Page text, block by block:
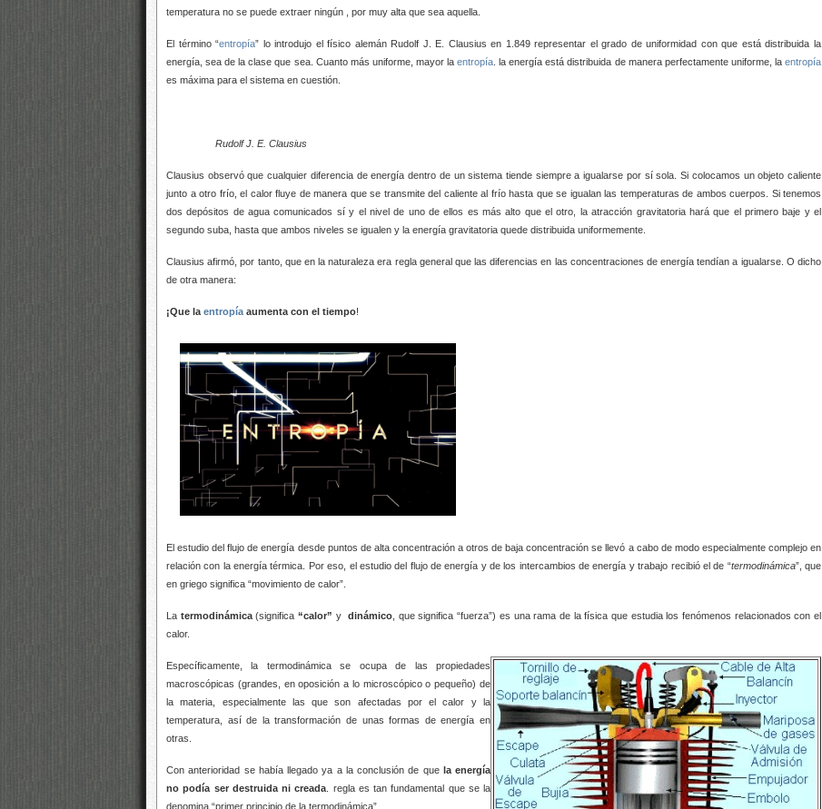
temperatura no se puede extraer ningún
, por muy alta que sea aquella.
El término “entropía” lo introdujo el físico alemán Rudolf J. E. Clausius en 1.849representar el grado de uniformidad con que está distribuida la
energía, sea de la clase que sea. Cuanto más uniforme, mayor laentropía .la energía está distribuida de manera perfectamente uniforme, laentropía
es máxima para el sistema en cuestión.
Rudolf J. E. Clausius
Clausius observó que cualquier diferencia de energía dentro de un sistema tiende siempre a igualarse por sí sola. Si colocamos un objeto caliente
junto a otro frío, el calor fluye de manera que se transmite del caliente al frío hasta que se igualan las temperaturas de ambos cuerpos. Si tenemos
dos depósitos de agua comunicados sí y el nivel de uno de ellos es más alto que el otro, la atracción gravitatoria hará que el primero baje y el
segundo suba, hasta que ambos niveles se igualen y la energía gravitatoria quede distribuida uniformemente.
Clausius afirmó, por tanto, que en la naturaleza era regla general que las diferencias en las concentraciones de energía tendían a igualarse. O dicho
de otra manera:
¡Que la entropía aumenta con el tiempo!
El estudio del flujo de energía desde puntos de alta concentración a otros de baja concentración se llevó a cabo de modo especialmente complejo en
relación con la energía térmica. Por eso, el estudio del flujo de energía y de los intercambios de energía y trabajo recibió elde “termodinámica”, que
en griego significa “movimiento de calor”.
La termodinámica(significa“calor” ydinámico , que significa “fuerza”) es una rama de la física que estudia los fenómenos relacionados con el
calor.
Específicamente, la termodinámica se ocupa de las propiedades
macroscópicas (grandes, en oposición a lo microscópico o pequeño) de
la materia, especialmente las que son afectadas por el calor y la
temperatura, asíde la transformación de unas formas de energía en
otras.
Con anterioridad se había llegado ya a la conclusión de que la energía
no podía ser destruida ni creada
regla es tan fundamental que se la
denomina “primer principio de la termodinámica”.